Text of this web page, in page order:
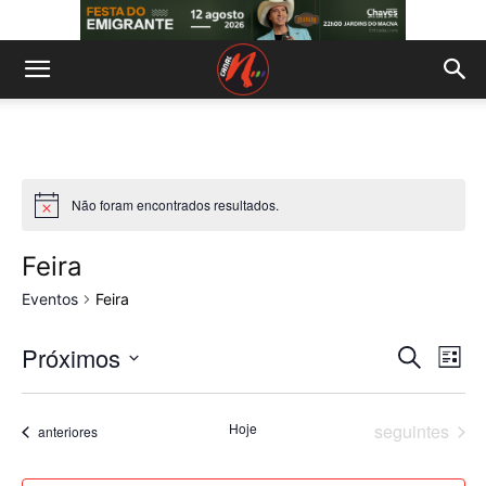
Aviso Não foram encontrados resultados.
Feira
Eventos Feira
de
Pesquisar
de
Lista
Próximos
data.Eventos
anteriores Hoje Eventos
seguintes